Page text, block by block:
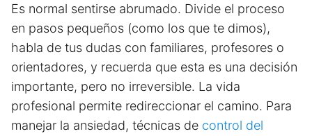
Es normal sentirse abrumado. Divide el proceso
en pasos pequeños (como los que te dimos),
habla de tus dudas con familiares, profesores o
orientadores, y recuerda que esta es una decisión
importante, pero no irreversible. La vida
profesional permite redireccionar el camino. Para
manejar la ansiedad, técnicas de control del